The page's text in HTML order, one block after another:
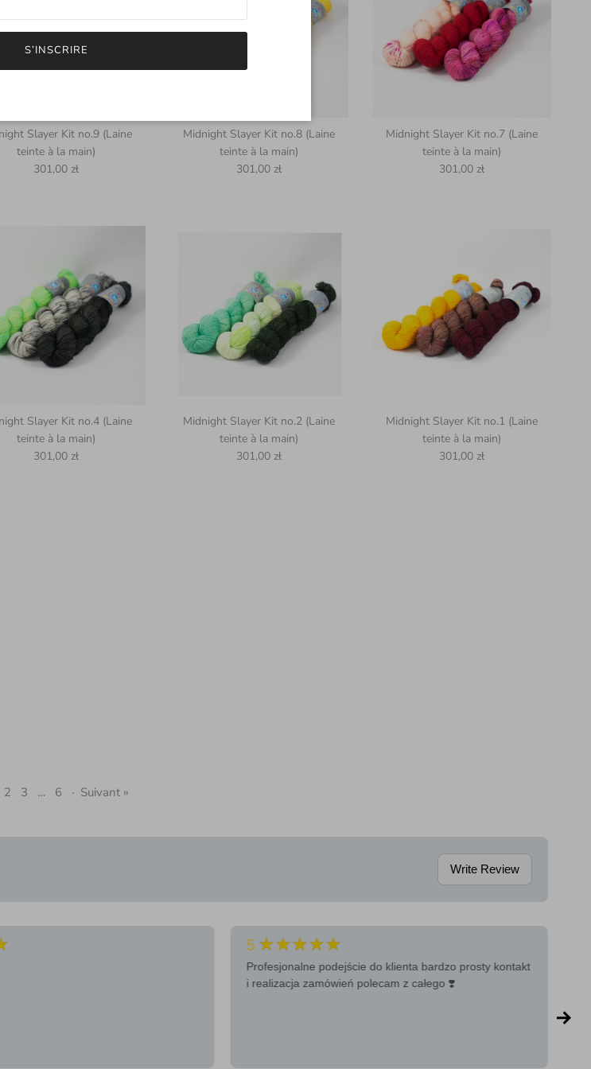
Slayer Kit no.9 (Laine
teinte à la main)
Prix habituel
301,00 zł
Midnight Slayer Kit no.8 (Laine
teinte à la main)
Prix habituel
301,00 zł
Midnight Slayer Kit no.7 (Laine
teinte à la main)
Prix habituel
301,00 zł
Slayer Kit no.4 (Laine
teinte à la main)
Prix habituel
301,00 zł
Midnight Slayer Kit no.2 (Laine
teinte à la main)
Prix habituel
301,00 zł
Midnight Slayer Kit no.1 (Laine
teinte à la main)
Prix habituel
301,00 zł
2 3 … 6 · Suivant »
Write Review
5 ★★★★★
Profesjonalne podejście do klienta bardzo prosty kontakt
i realizacja zamówień polecam z całego ❣️
S’INSCRIRE